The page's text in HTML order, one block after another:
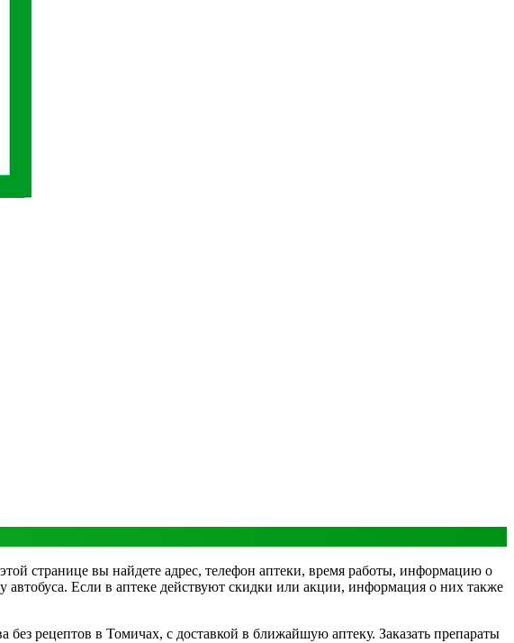
странице вы найдете адрес, телефон аптеки, время работы, информацию о
автобуса. Если в аптеке действуют скидки или акции, информация о них также
рецептов в Томичах, с доставкой в ближайшую аптеку. Заказать препараты